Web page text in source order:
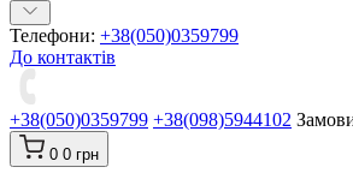
Телефони: +38(050)0359799
До контактів
+38(050)0359799 +38(098)5944102
0 0 грн